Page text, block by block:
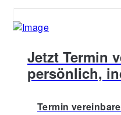
Jetzt Termin
persönlich,
Termin